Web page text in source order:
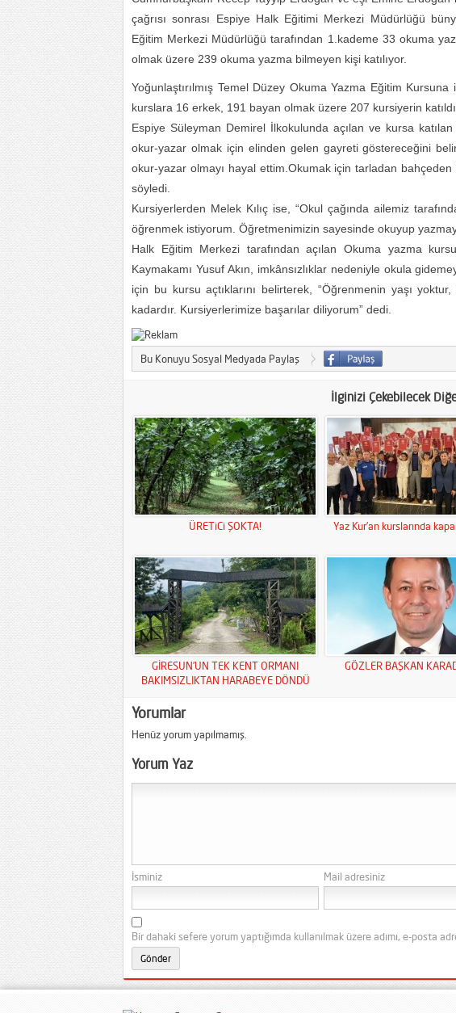
çağrısı sonrası Espiye Halk Eğitimi Merkezi Müdürlüğü
Eğitim Merkezi Müdürlüğü tarafından 1.kademe 33 okuma
olmak üzere 239 okuma yazma bilmeyen kişi katılıyor.
Yoğunlaştırılmış Temel Düzey Okuma Yazma Eğitim
kurslara 16 erkek, 191 bayan olmak üzere 207 kursiyerin
Espiye Süleyman Demirel İlkokulunda açılan ve kursa
okur-yazar olmak için elinden gelen gayreti göstereceğini
okur-yazar olmayı hayal ettim.Okumak için tarladan
söyledi.
Kursiyerlerden Melek Kılıç ise, “Okul çağında ailemiz
öğrenmek istiyorum. Öğretmenimizin sayesinde okuyup
Halk Eğitim Merkezi tarafından açılan Okuma yazma
Kaymakamı Yusuf Akın, imkânsızlıklar nedeniyle okula
için bu kursu açtıklarını belirterek, “Öğrenmenin yaşı
kadardır. Kursiyerlerimize başarılar diliyorum” dedi.
Bu Konuyu Sosyal Medyada Paylaş
İlginizi Çekebilecek
ÜRETiCi ŞOKTA! Yaz Kur’an kurslarında
GİRESUN’UN TEK KENT ORMANI
BAKIMSIZLIKTAN HARABEYE DÖNDÜ
GÖZLER BAŞKAN
Yorumlar
Henüz yorum yapılmamış.
Yorum Yaz
İsminiz Mail adresiniz
Bir dahaki sefere yorum yaptığımda kullanılmak üzere adımı, e-posta